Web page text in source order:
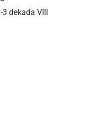
dekada VIII